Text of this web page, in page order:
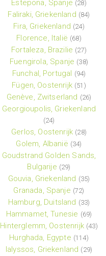
Estepona, Spanje (28)
Faliraki, Griekenland (84)
Fira, Griekenland (24)
Florence, Italië (68)
Fortaleza, Brazilie (27)
Fuengirola, Spanje (38)
Funchal, Portugal (94)
Fügen, Oostenrijk (51)
Genève, Zwitserland (26)
Georgioupolis, Griekenland
(24)
Gerlos, Oostenrijk (28)
Golem, Albanië (34)
Goudstrand Golden Sands,
Bulgarije (29)
Gouvia, Griekenland (35)
Granada, Spanje (72)
Hamburg, Duitsland (33)
Hammamet, Tunesie (69)
Hinterglemm, Oostenrijk (43)
Hurghada, Egypte (114)
Ialyssos, Griekenland (29)